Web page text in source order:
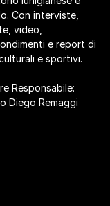
Con interviste,
video,
e report di
e sportivi.
Responsabile:
Diego Remaggi